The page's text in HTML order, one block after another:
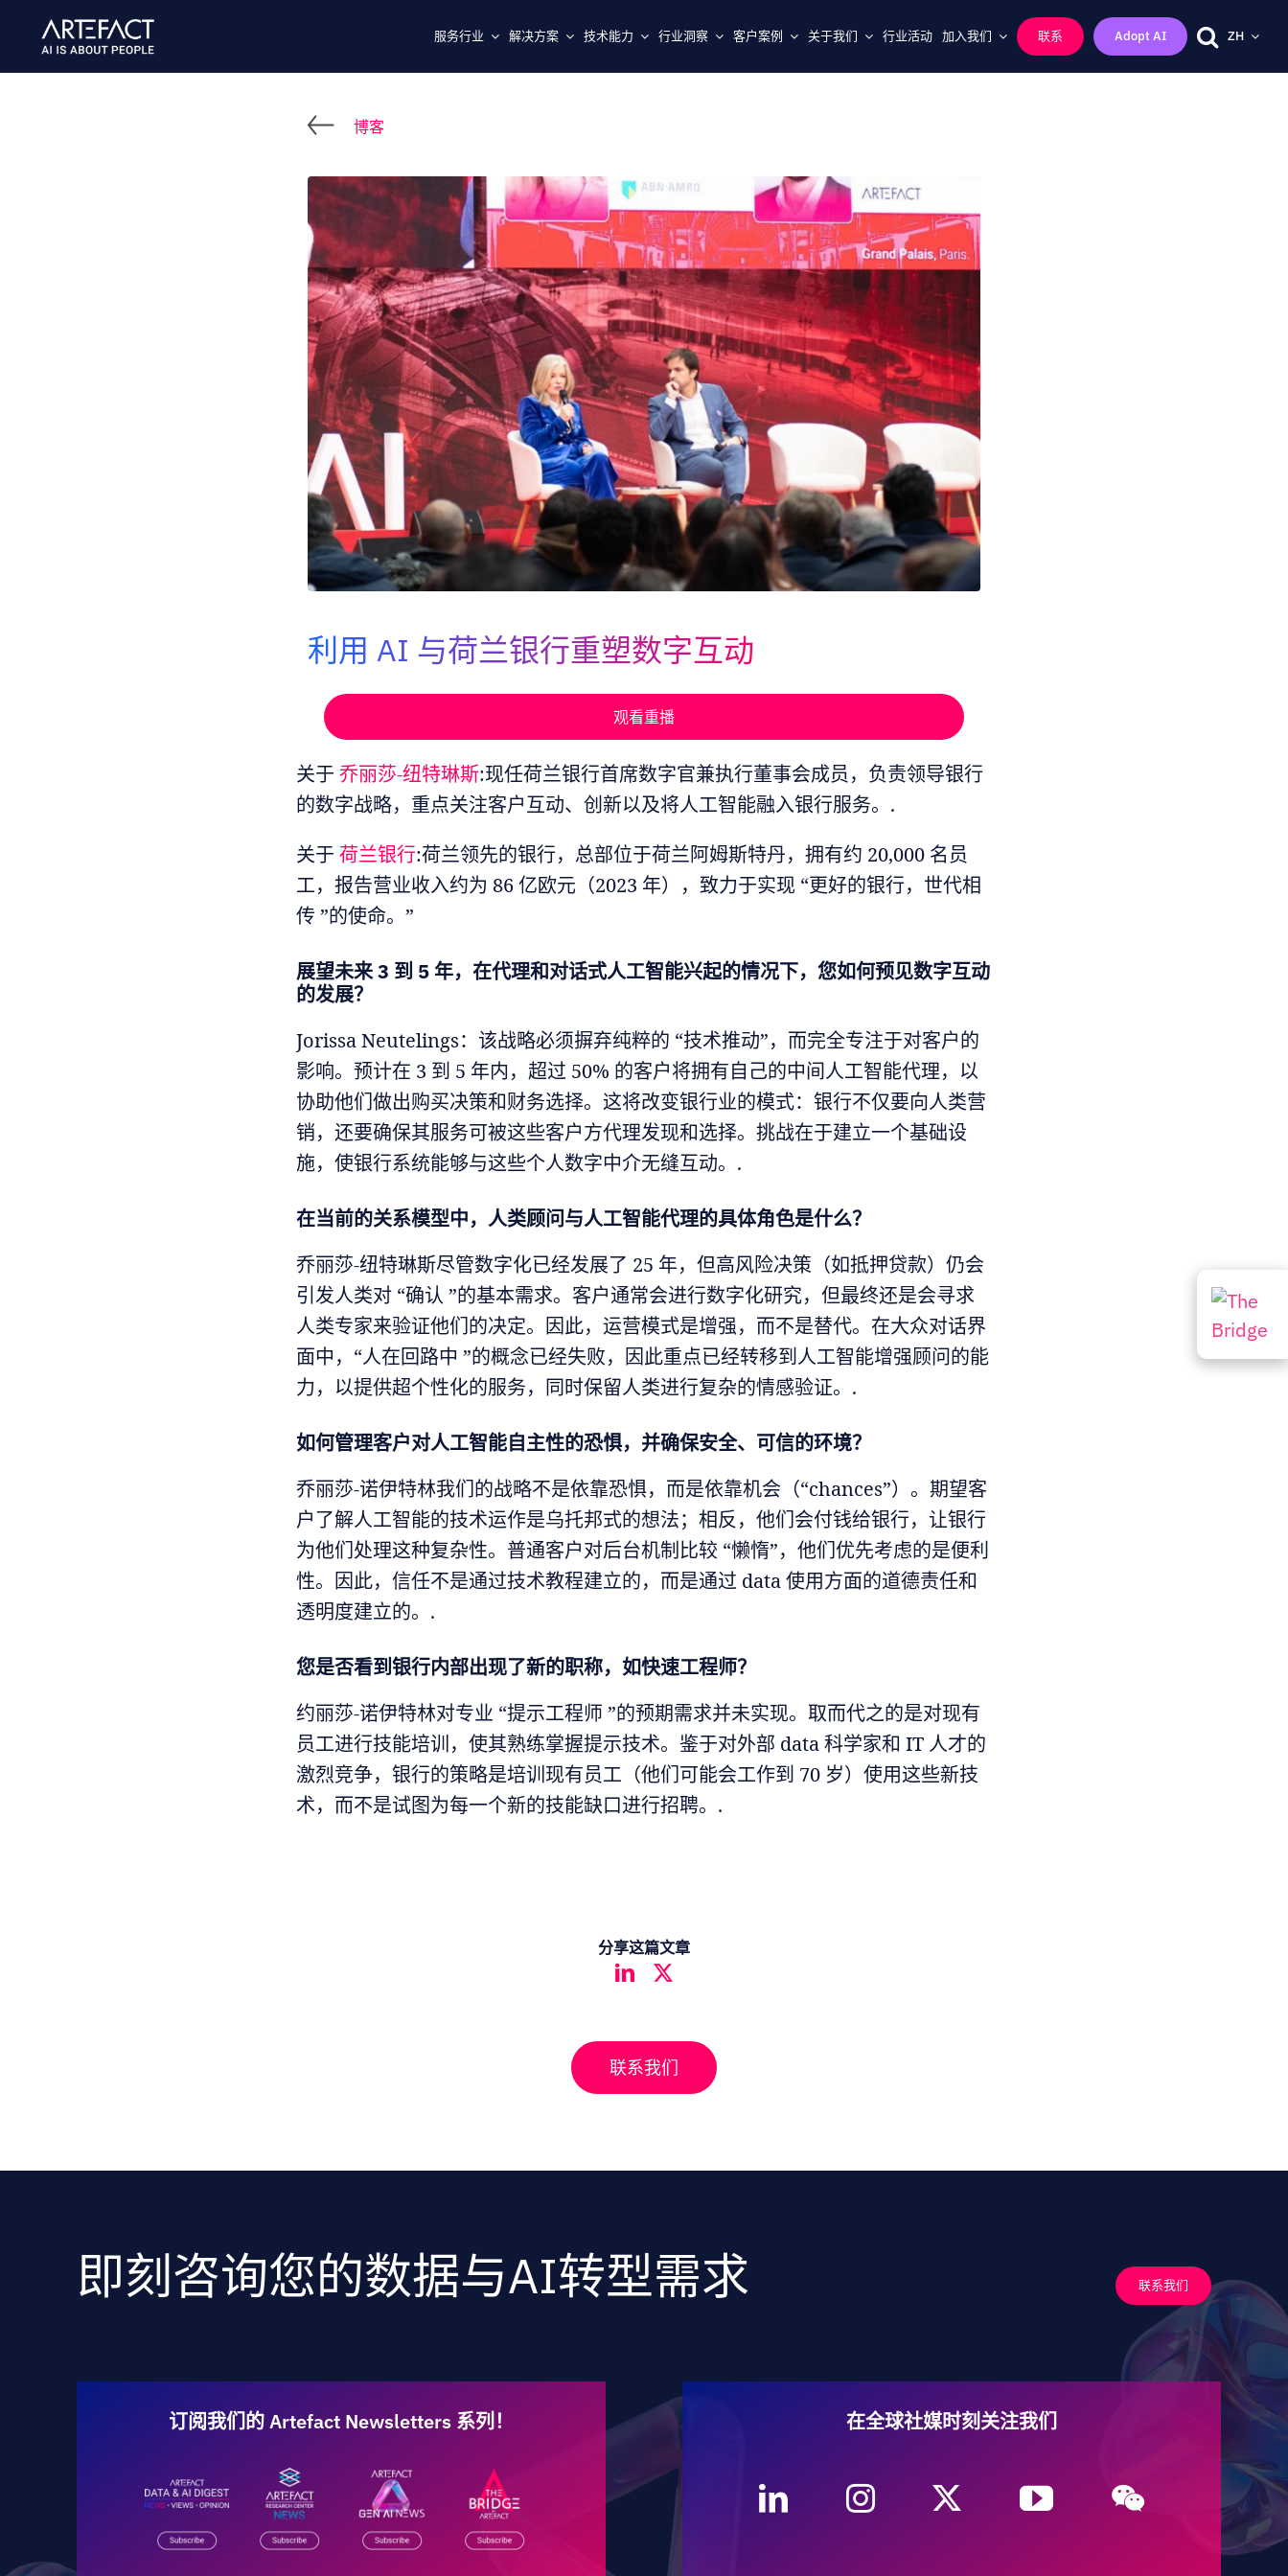
服务行业 解决方案 技术能力 行业洞察 客户案例 关于我们 行业活动 加入我们 联系 Adopt AI ZH
博客
利用 AI 与荷兰银行重塑数字互动
观看重播
关于乔丽莎-纽特琳斯:现任荷兰银行首席数字官兼执行董事会成员，负责领导银行
的数字战略，重点关注客户互动、创新以及将人工智能融入银行服务。.
关于荷兰银行:荷兰领先的银行，总部位于荷兰阿姆斯特丹，拥有约 20,000 名员
工，报告营业收入约为 86 亿欧元（2023 年），致力于实现 “更好的银行，世代相
传 ”的使命。”
展望未来 3 到 5 年，在代理和对话式人工智能兴起的情况下，您如何预见数字互动
的发展？
Jorissa Neutelings：该战略必须摒弃纯粹的 “技术推动”，而完全专注于对客户的
影响。预计在 3 到 5 年内，超过 50% 的客户将拥有自己的中间人工智能代理，以
协助他们做出购买决策和财务选择。这将改变银行业的模式：银行不仅要向人类营
销，还要确保其服务可被这些客户方代理发现和选择。挑战在于建立一个基础设
施，使银行系统能够与这些个人数字中介无缝互动。.
在当前的关系模型中，人类顾问与人工智能代理的具体角色是什么？
乔丽莎-纽特琳斯尽管数字化已经发展了 25 年，但高风险决策（如抵押贷款）仍会
引发人类对 “确认 ”的基本需求。客户通常会进行数字化研究，但最终还是会寻求
人类专家来验证他们的决定。因此，运营模式是增强，而不是替代。在大众对话界
面中，“人在回路中 ”的概念已经失败，因此重点已经转移到人工智能增强顾问的能
力，以提供超个性化的服务，同时保留人类进行复杂的情感验证。.
如何管理客户对人工智能自主性的恐惧，并确保安全、可信的环境？
乔丽莎-诺伊特林我们的战略不是依靠恐惧，而是依靠机会（“chances”）。期望客
户了解人工智能的技术运作是乌托邦式的想法；相反，他们会付钱给银行，让银行
为他们处理这种复杂性。普通客户对后台机制比较 “懒惰”，他们优先考虑的是便利
性。因此，信任不是通过技术教程建立的，而是通过 data 使用方面的道德责任和
透明度建立的。.
您是否看到银行内部出现了新的职称，如快速工程师？
约丽莎-诺伊特林对专业 “提示工程师 ”的预期需求并未实现。取而代之的是对现有
员工进行技能培训，使其熟练掌握提示技术。鉴于对外部 data 科学家和 IT 人才的
激烈竞争，银行的策略是培训现有员工（他们可能会工作到 70 岁）使用这些新技
术，而不是试图为每一个新的技能缺口进行招聘。.
分享这篇文章
联系我们
即刻咨询您的数据与AI转型需求 联系我们
订阅我们的 Artefact Newsletters 系列！ 在全球社媒时刻关注我们